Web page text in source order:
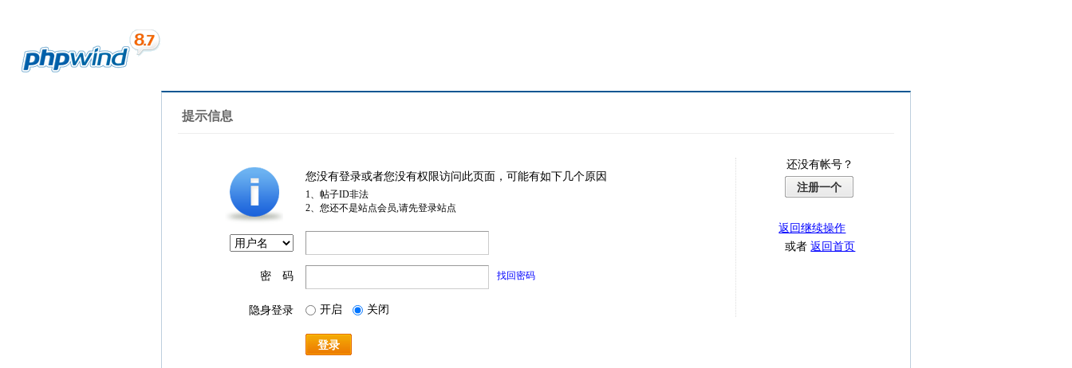
提示信息
您没有登录或者您没有权限访问此页面，可能有如下几个原因
1、帖子ID非法
2、您还不是站点会员,请先登录站点
密 码 找回密码
隐身登录 开启 关闭
登录
还没有帐号？
注册一个
返回继续操作
或者返回首页